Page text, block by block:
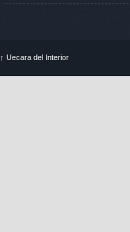
↑ Uecara del Interior